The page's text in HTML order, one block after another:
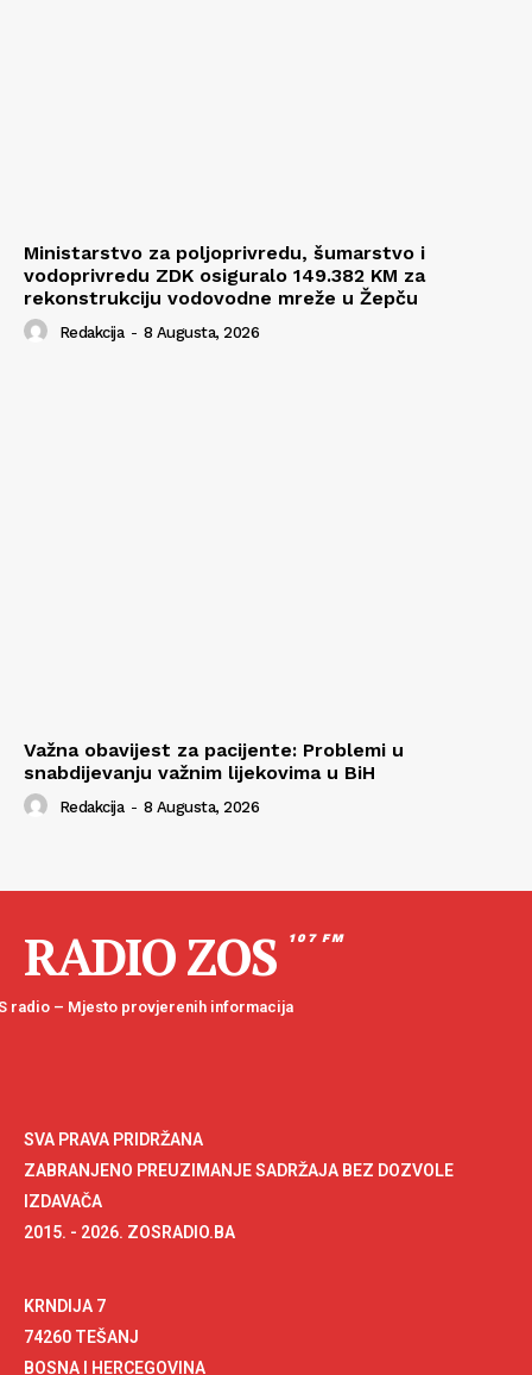
Ministarstvo za poljoprivredu, šumarstvo i
vodoprivredu ZDK osiguralo 149.382 KM za
rekonstrukciju vodovodne mreže u Žepču
Redakcija - 8 Augusta, 2026
Važna obavijest za pacijente: Problemi u
snabdijevanju važnim lijekovima u BiH
Redakcija - 8 Augusta, 2026
RADIO ZOS 107 FM
radio – Mjesto provjerenih informacija
SVA PRAVA PRIDRŽANA
ZABRANJENO PREUZIMANJE SADRŽAJA BEZ DOZVOLE
IZDAVAČA
2015. - 2026. ZOSRADIO.BA
KRNDIJA 7
74260 TEŠANJ
BOSNA I HERCEGOVINA